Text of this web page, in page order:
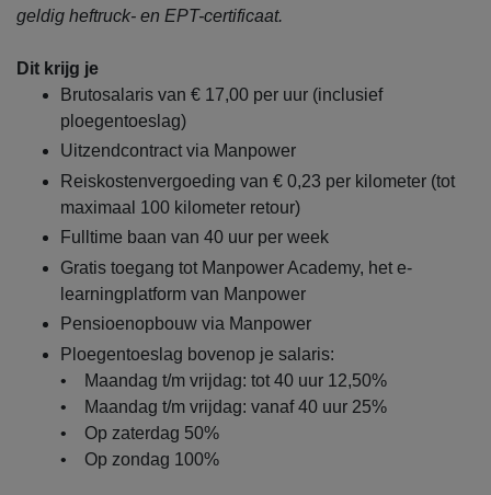
geldig heftruck- en EPT-certificaat.
Dit krijg je
Brutosalaris van € 17,00 per uur (inclusief
ploegentoeslag)
Uitzendcontract via Manpower
Reiskostenvergoeding van € 0,23 per kilometer (tot
maximaal 100 kilometer retour)
Fulltime baan van 40 uur per week
Gratis toegang tot Manpower Academy, het e-
learningplatform van Manpower
Pensioenopbouw via Manpower
Ploegentoeslag bovenop je salaris:
• Maandag t/m vrijdag: tot 40 uur 12,50%
• Maandag t/m vrijdag: vanaf 40 uur 25%
• Op zaterdag 50%
• Op zondag 100%